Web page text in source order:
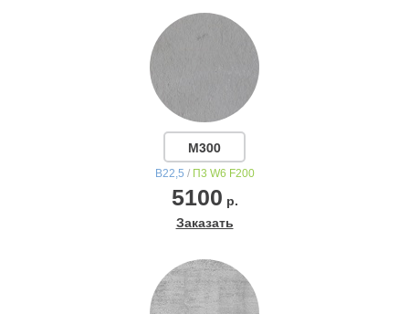
М300
В22,5 / П3 W6 F200
5100 р.
Заказать